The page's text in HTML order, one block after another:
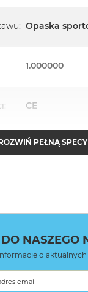
: Opaska
1.000000
: CE
Serwisowe
PEŁNĄ
NASZEGO
o